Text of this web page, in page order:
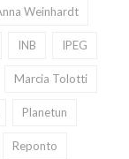
Weinhardt
INB IPEG
Marcia Tolotti
Planetun
Reponto